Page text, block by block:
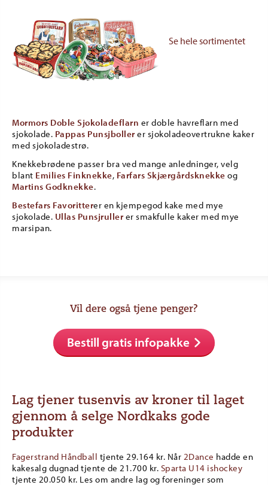
Se hele sortimentet
Mormors Doble Sjokoladeflarn er doble havreflarn med
sjokolade. Pappas Punsjboller er sjokoladeovertrukne kaker
med sjokoladestrø.
Knekkebrødene passer bra ved mange anledninger, velg
blant Emilies Finknekke, Farfars Skjærgårdsknekke og
Martins Godknekke.
Bestefars Favoritterer en kjempegod kake med mye
sjokolade. Ullas Punsjruller er smakfulle kaker med mye
marsipan.
Vil dere også tjene penger?
Bestill gratis infopakke
Lag tjener tusenvis av kroner til laget
gjennom å selge Nordkaks gode
produkter
Fagerstrand Håndball tjente 29.164 kr. Når 2Dance hadde en
kakesalg dugnad tjente de 21.700 kr. Sparta U14 ishockey
tjente 20.050 kr. Les om andre lag og foreninger som